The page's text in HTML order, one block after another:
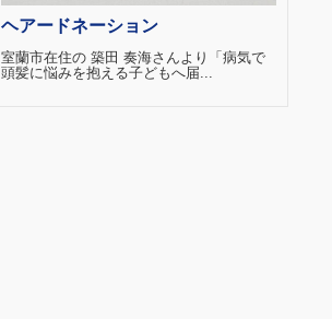
ヘアードネーション
室蘭市在住の 築田 奏海さんより「病気で
頭髪に悩みを抱える子どもへ届...